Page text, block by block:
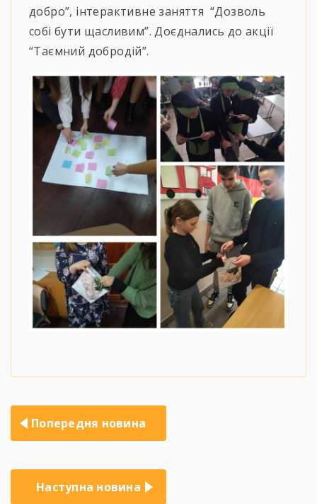
добро”, інтерактивне заняття “Дозволь
собі бути щасливим”. Доєднались до акції
“Таємний добродій”.
Навігація
записів
Попередня новина
Наступна новина